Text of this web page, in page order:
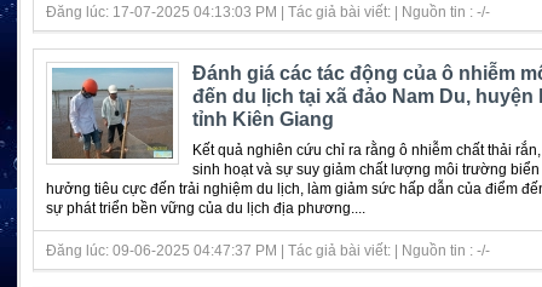
Đăng lúc: 17-07-2025 04:13:03 PM | Tác giả bài viết: | Nguồn tin : -/-
Đánh giá các tác động của ô nhiễm
đến du lịch tại xã đảo Nam Du, huyện
tỉnh Kiên Giang
Kết quả nghiên cứu chỉ ra rằng ô nhiễm chất thải
sinh hoạt và sự suy giảm chất lượng môi trường
hưởng tiêu cực đến trải nghiệm du lịch, làm giảm sức hấp dẫn của điểm
sự phát triển bền vững của du lịch địa phương....
Đăng lúc: 09-06-2025 04:47:37 PM | Tác giả bài viết: | Nguồn tin : -/-